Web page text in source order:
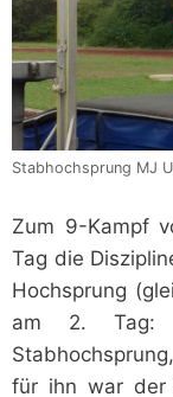
Stabhochsprung MJ
Zum 9-Kampf
Tag die
Hochsprung
am 2. Tag:
für ihn war der